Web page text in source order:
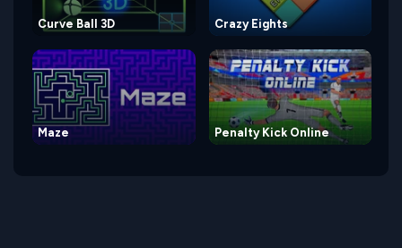
Curve Ball 3D Crazy Eights
Maze Penalty Kick Online